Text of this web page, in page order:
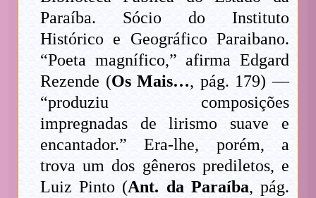
Paraíba. Sócio do Instituto
Histórico e Geográfico Paraibano.
“Poeta magnífico,” afirma Edgard
Rezende (Os Mais…, pág. 179) —
“produziu composições
impregnadas de lirismo suave e
encantador.” Era-lhe, porém, a
trova um dos gêneros prediletos, e
Luiz Pinto (Ant. da Paraíba, pág.